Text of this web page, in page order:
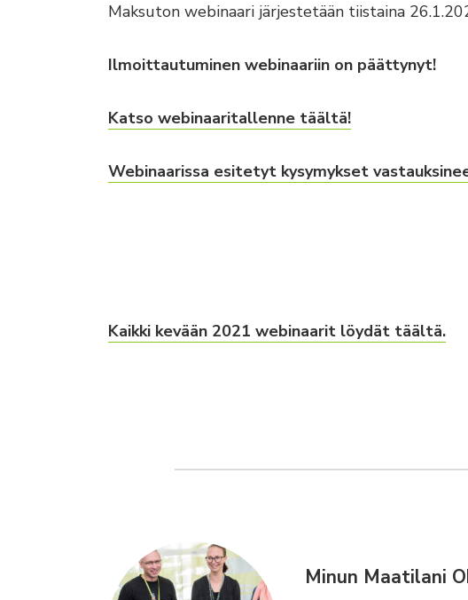
Maksuton webinaari järjestetään tiistaina
Ilmoittautuminen webinaariin on päättynyt!
Katso webinaaritallenne täältä!
Webinaarissa esitetyt kysymykset
Kaikki kevään 2021 webinaarit löydät täältä.
Minun Maatilani